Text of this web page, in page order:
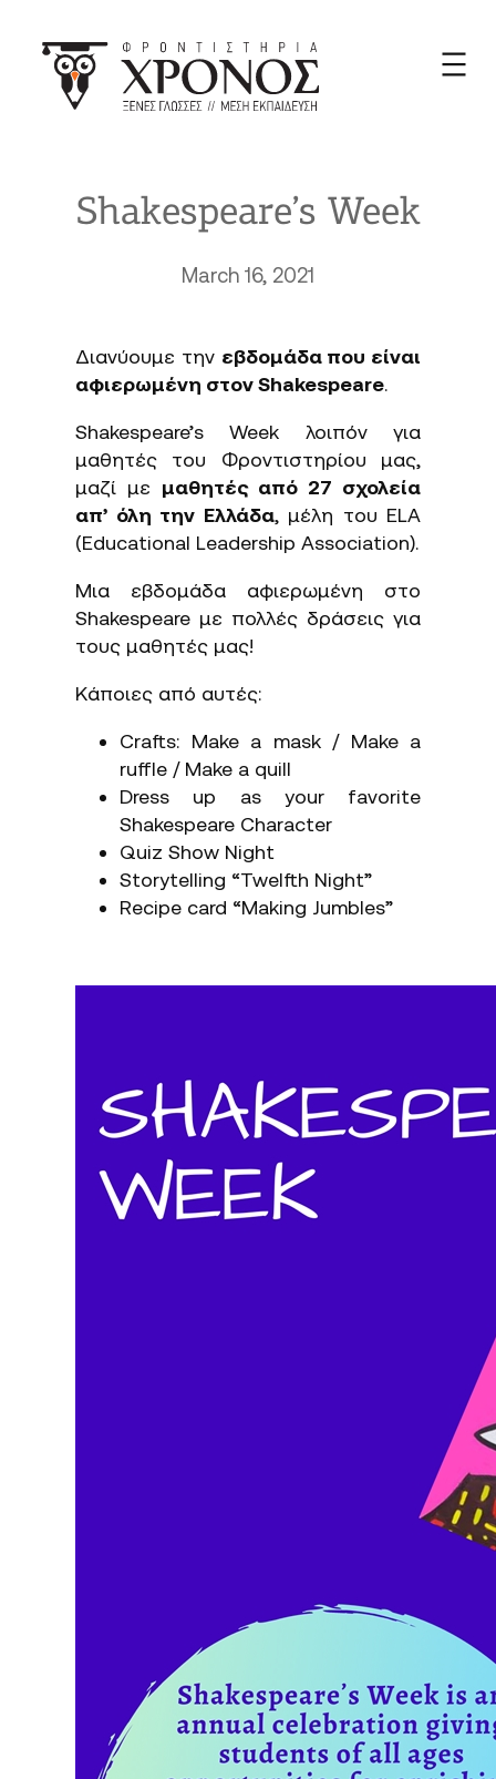
content
Shakespeare’s Week
March 16, 2021
Διανύουμε την εβδομάδα που είναι
αφιερωμένη στον Shakespeare.
Shakespeare’s Week λοιπόν για
μαθητές του Φροντιστηρίου μας,
μαζί με μαθητές από 27 σχολεία
απ’ όλη την Ελλάδα, μέλη του ELA
(Educational Leadership Association).
Μια εβδομάδα αφιερωμένη στο
Shakespeare με πολλές δράσεις για
τους μαθητές μας!
Κάποιες από αυτές:
Crafts: Make a mask / Make a
ruffle / Make a quill
Dress up as your favorite
Shakespeare Character
Quiz Show Night
Storytelling “Twelfth Night”
Recipe card “Making Jumbles”